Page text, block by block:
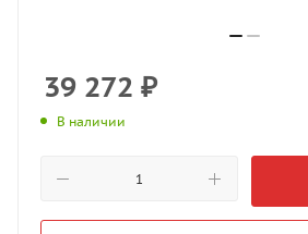
39 272 ₽
В наличии